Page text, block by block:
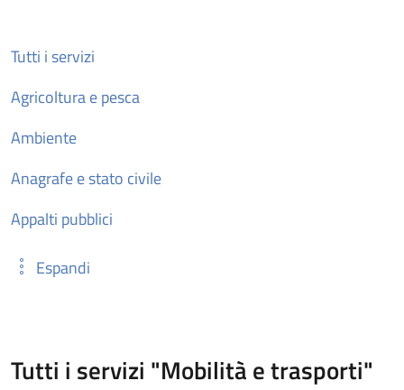
Tutti i servizi
Agricoltura e pesca
Ambiente
Anagrafe e stato civile
Appalti pubblici
Espandi
Tutti i servizi "Mobilità e trasporti"